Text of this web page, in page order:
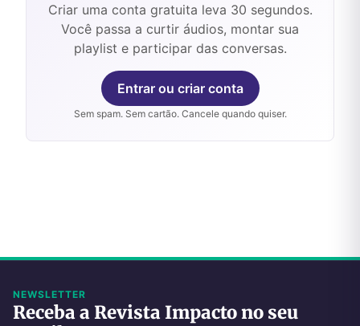
Criar uma conta gratuita leva 30 segundos.
Você passa a curtir áudios, montar sua
playlist e participar das conversas.
Entrar ou criar conta
Sem spam. Sem cartão. Cancele quando quiser.
NEWSLETTER
Receba a Revista Impacto no seu